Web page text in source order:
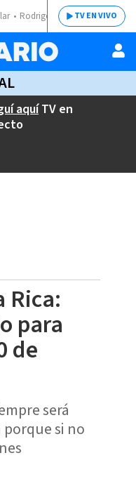
Rodrigo ChavesTV EN VIVO
aquíTV en
Rica:
para
de
será
si no